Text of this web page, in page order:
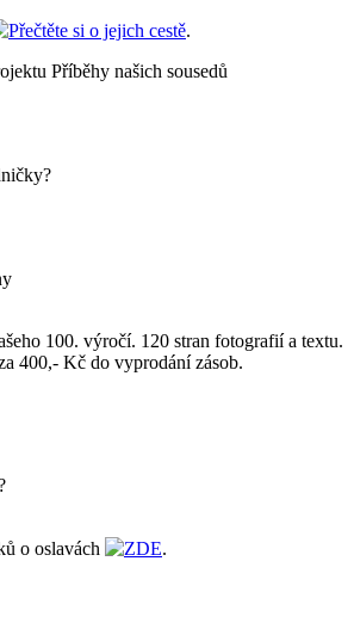
Přečtěte si o jejich cestě.
Příběhy našich sousedů
100. výročí. 120 stran fotografií a textu.
400,- Kč do vyprodání zásob.
o oslavách ZDE.